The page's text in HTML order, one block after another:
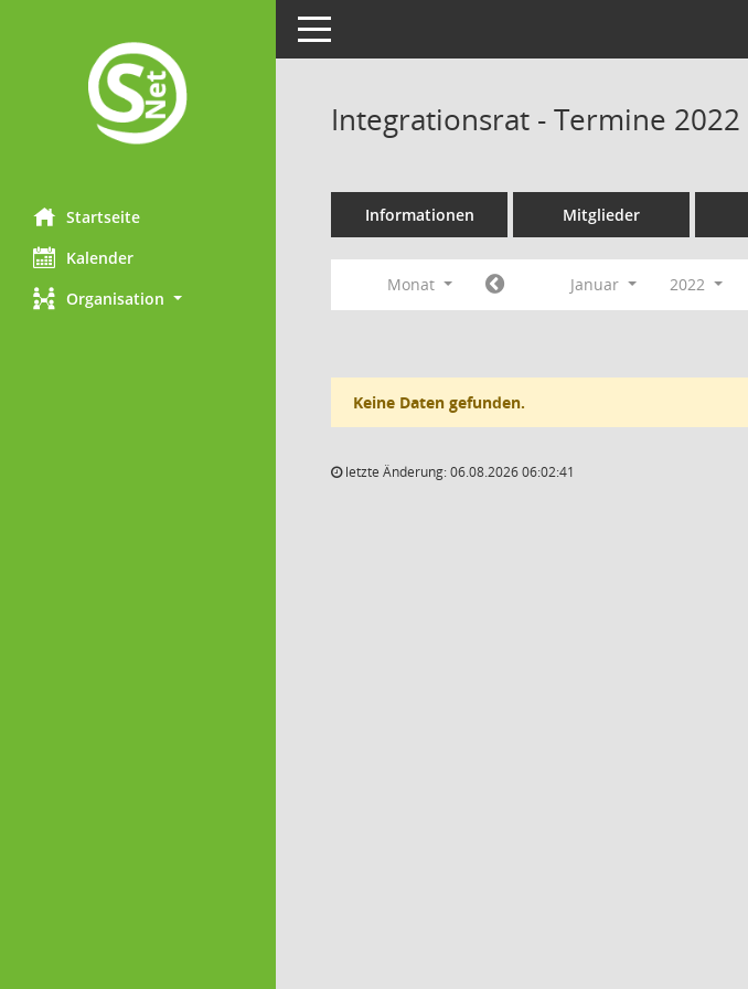
Startseite
Kalender
Organisation
Toggle navigation
Integrationsrat - Termine 2022
Informationen Mitglieder
Monat Januar 2022
Keine Daten gefunden.
letzte Änderung: 06.08.2026 06:02:41